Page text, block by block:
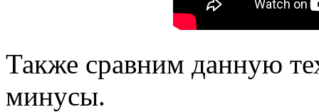
Также сравним данную
минусы.